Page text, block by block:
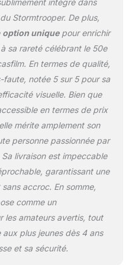
collection Star Wars
Il existe d'autres
figures d'une
galaxie lointaine,
lointaine : avec les
série Star Wars
Black, vous pouvez
créer toute une
galaxie Star Wars
séparément) Points
de mouvement et
détails de qualité
supérieure : les
Star Wars peuvent
présenter cette
figurine entièrement
intégré dans
Stormtrooper. De plus,
option uniquepour enrichir
sa rareté célébrant le 50e
En termes de qualité,
faute, notée 5 sur 5 pour sa
visuelle. Bien que
en termes de prix
mérite amplement son
personne passionnée par
Sa livraison est impeccable
garantissant une
accroc. En somme,
comme un
les amateurs avertis, tout
plus jeunes dès 4 ans
et sa sécurité.